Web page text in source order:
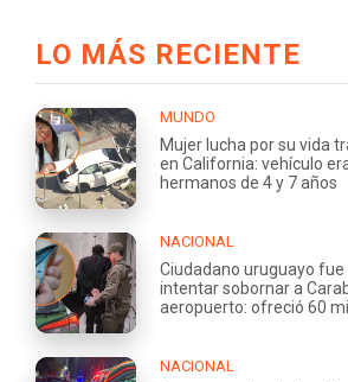
LO MÁS RECIENTE
MUNDO
Mujer lucha por su vida
en California: vehículo
hermanos de 4 y 7 años
NACIONAL
Ciudadano uruguayo
intentar sobornar a
aeropuerto: ofreció 60
NACIONAL